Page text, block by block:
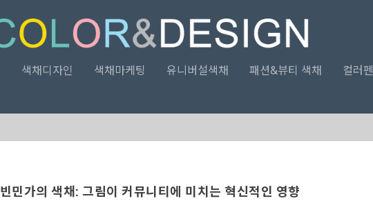
색채디자인 색채마케팅 유니버설색채 패션&뷰티 색채 컬러펜
빈민가의 색채: 그림이 커뮤니티에 미치는 혁신적인 영향